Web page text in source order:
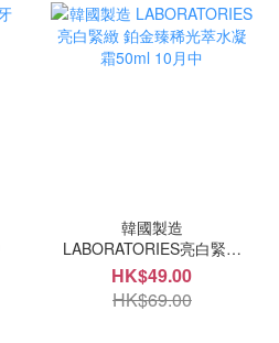
韓國製造
LABORATORIES亮白緊緻
鉑金臻稀光萃水凝霜50ml
10月中
HK$49.00
HK$69.00